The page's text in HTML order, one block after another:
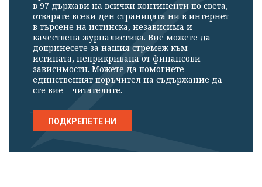
в 97 държави на всички континенти по света,
отваряте всеки ден страницата ни в интернет
в търсене на истинска, независима и
качествена журналистика. Вие можете да
допринесете за нашия стремеж към
истината, неприкривана от финансови
зависимости. Можете да помогнете
единственият поръчител на съдържание да
сте вие – читателите.
ПОДКРЕПЕТЕ НИ